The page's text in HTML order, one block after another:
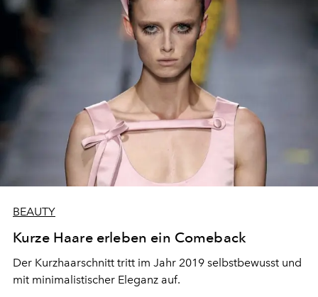
BEAUTY
Kurze Haare erleben ein Comeback
Der Kurzhaarschnitt tritt im Jahr 2019 selbstbewusst und
mit minimalistischer Eleganz auf.